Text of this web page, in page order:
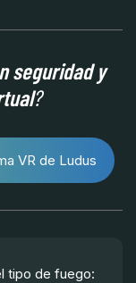
seguridad y
?
VR de Ludus
tipo de fuego: